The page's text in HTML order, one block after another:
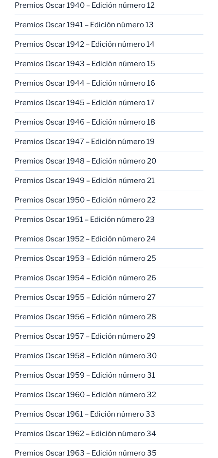
Premios Oscar 1940 – Edición número 12
Premios Oscar 1941 – Edición número 13
Premios Oscar 1942 – Edición número 14
Premios Oscar 1943 – Edición número 15
Premios Oscar 1944 – Edición número 16
Premios Oscar 1945 – Edición número 17
Premios Oscar 1946 – Edición número 18
Premios Oscar 1947 – Edición número 19
Premios Oscar 1948 – Edición número 20
Premios Oscar 1949 – Edición número 21
Premios Oscar 1950 – Edición número 22
Premios Oscar 1951 – Edición número 23
Premios Oscar 1952 – Edición número 24
Premios Oscar 1953 – Edición número 25
Premios Oscar 1954 – Edición número 26
Premios Oscar 1955 – Edición número 27
Premios Oscar 1956 – Edición número 28
Premios Oscar 1957 – Edición número 29
Premios Oscar 1958 – Edición número 30
Premios Oscar 1959 – Edición número 31
Premios Oscar 1960 – Edición número 32
Premios Oscar 1961 – Edición número 33
Premios Oscar 1962 – Edición número 34
Premios Oscar 1963 – Edición número 35